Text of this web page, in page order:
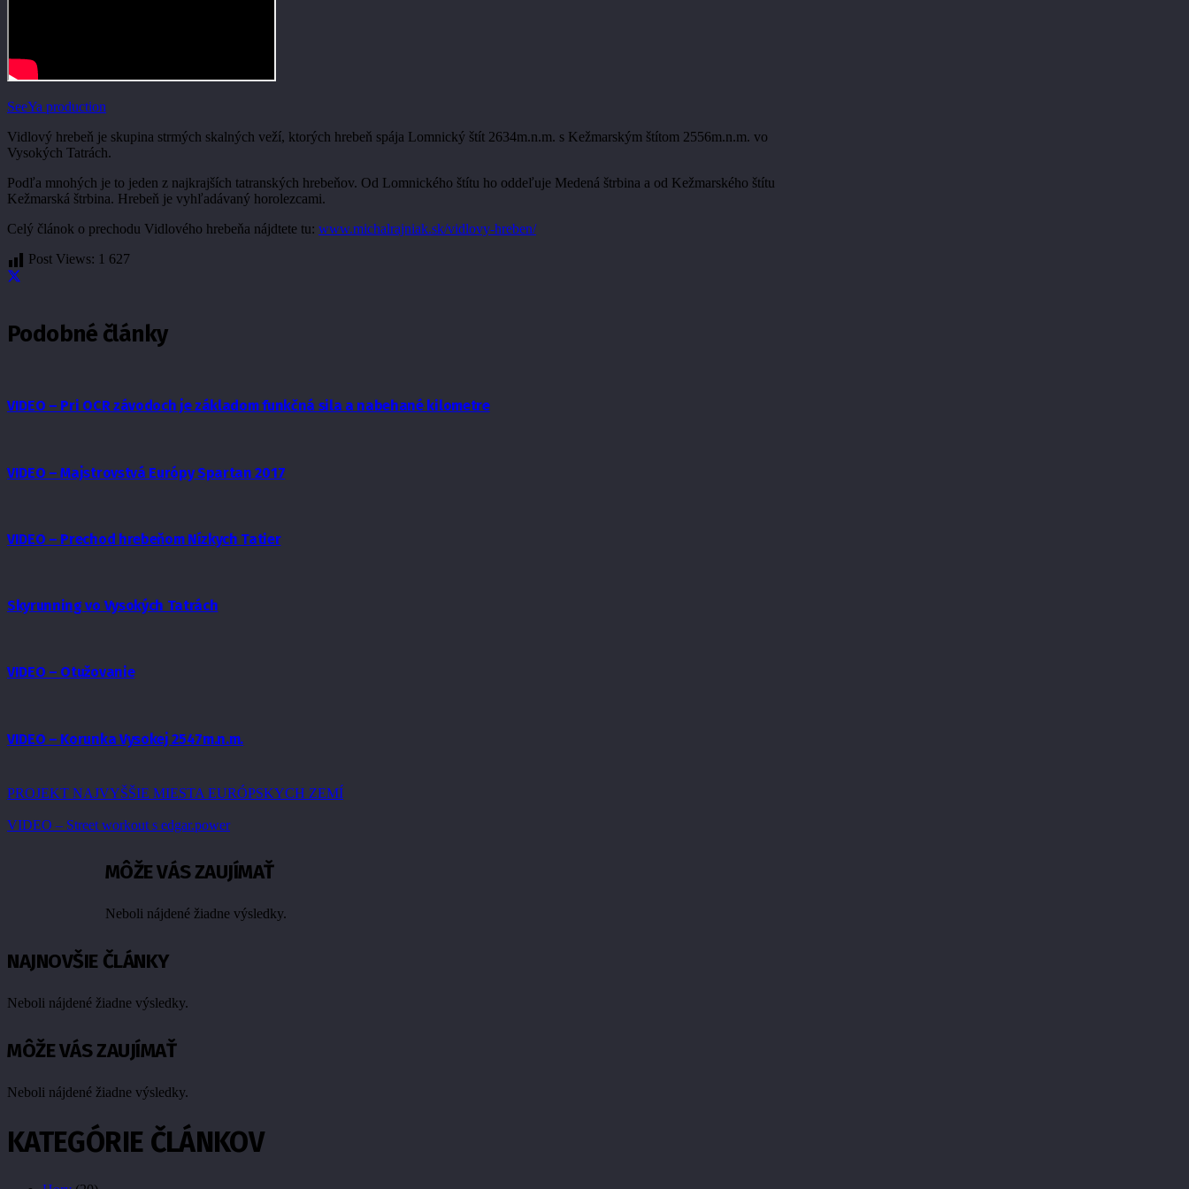
SeeYa production
Vidlový hrebeň je skupina strmých skalných veží, ktorých hrebeň spája Lomnický štít 2634m.n.m. s Kežmarským štítom 2556m.n.m. vo
Vysokých Tatrách.
Podľa mnohých je to jeden z najkrajších tatranských hrebeňov. Od Lomnického štítu ho oddeľuje Medená štrbina a od Kežmarského štítu
Kežmarská štrbina. Hrebeň je vyhľadávaný horolezcami.
Celý článok o prechodu Vidlového hrebeňa nájdtete tu: www.michalrajniak.sk/vidlovy-hreben/
Post Views: 1 627
Podobné články
VIDEO – Pri OCR závodoch je základom funkčná sila a nabehané kilometre
VIDEO – Majstrovstvá Európy Spartan 2017
VIDEO – Prechod hrebeňom Nízkych Tatier
Skyrunning vo Vysokých Tatrách
VIDEO – Otužovanie
VIDEO – Korunka Vysokej 2547m.n.m.
PROJEKT NAJVYŠŠIE MIESTA EURÓPSKYCH ZEMÍ
VIDEO – Street workout s edgar.power
MÔŽE VÁS ZAUJÍMAŤ
Neboli nájdené žiadne výsledky.
NAJNOVŠIE ČLÁNKY
Neboli nájdené žiadne výsledky.
MÔŽE VÁS ZAUJÍMAŤ
Neboli nájdené žiadne výsledky.
KATEGÓRIE ČLÁNKOV